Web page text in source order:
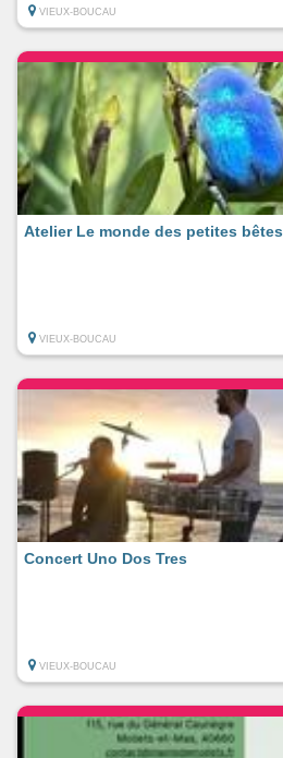
VIEUX-BOUCAU
Atelier Le monde des petites bêtes
VIEUX-BOUCAU
Concert Uno Dos Tres
VIEUX-BOUCAU